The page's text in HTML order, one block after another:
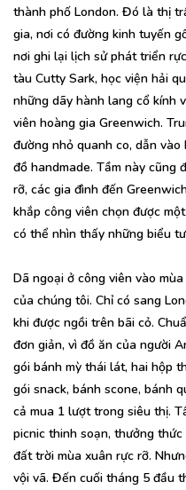
thành phố London. Đó là thị
gia, nơi có đường kinh tuyến
nơi ghi lại lịch sử phát triển
tàu Cutty Sark, học viện hải
những dãy hành lang cổ kính
viên hoàng gia Greenwich.
đường nhỏ quanh co, dẫn
đồ handmade. Tầm này cũng
rỡ, các gia đình đến
khắp công viên chọn được
có thể nhìn thấy những biểu
Dã ngoại ở công viên vào
của chúng tôi. Chỉ có sang
khi được ngồi trên bãi cỏ.
đơn giản, vì đồ ăn của người
gói bánh mỳ thái lát, hai hộp
gói snack, bánh scone, bánh
cả mua 1 lượt trong siêu thị.
picnic thinh soạn, thưởng
đất trời mùa xuân rực rỡ.
vội vã. Đến cuối tháng 5 đầu